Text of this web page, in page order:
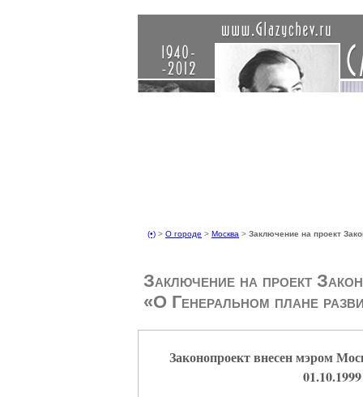
(•) > О городе > Москва > Заключение на проект
Заключение на проект
«О Генеральном плане
Законопроект внесен мэром
01.10.1999